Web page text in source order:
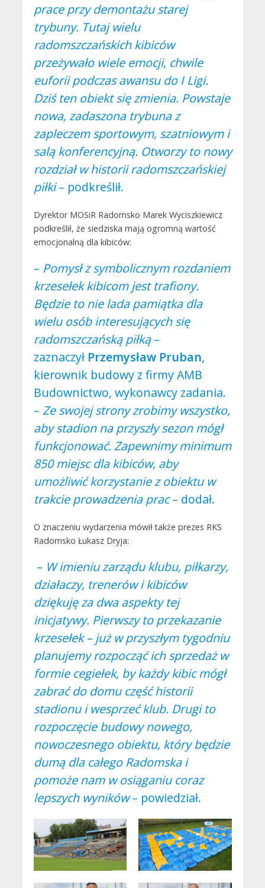
prace przy demontażu starej
trybuny. Tutaj wielu
radomszczańskich kibiców
przeżywało wiele emocji, chwile
euforii podczas awansu do I Ligi.
Dziś ten obiekt się zmienia. Powstaje
nowa, zadaszona trybuna z
zapleczem sportowym, szatniowym i
salą konferencyjną. Otworzy to nowy
rozdział w historii radomszczańskiej
piłki– podkreślił.
Dyrektor MOSiR Radomsko Marek Wyciszkiewicz
podkreślił, że siedziska mają ogromną wartość
emocjonalną dla kibiców:
– Pomysł z symbolicznym rozdaniem
krzesełek kibicom jest trafiony.
Będzie to nie lada pamiątka dla
wielu osób interesujących się
radomszczańską piłką–
zaznaczył Przemysław Pruban,
kierownik budowy z firmy AMB
Budownictwo, wykonawcy zadania.
– Ze swojej strony zrobimy wszystko,
aby stadion na przyszły sezon mógł
funkcjonować. Zapewnimy minimum
850 miejsc dla kibiców, aby
umożliwić korzystanie z obiektu w
trakcie prowadzenia prac– dodał.
O znaczeniu wydarzenia mówił także prezes RKS
Radomsko Łukasz Dryja:
– W imieniu zarządu klubu, piłkarzy,
działaczy, trenerów i kibiców
dziękuję za dwa aspekty tej
inicjatywy. Pierwszy to przekazanie
krzesełek – już w przyszłym tygodniu
planujemy rozpocząć ich sprzedaż w
formie cegiełek, by każdy kibic mógł
zabrać do domu część historii
stadionu i wesprzeć klub. Drugi to
rozpoczęcie budowy nowego,
nowoczesnego obiektu, który będzie
dumą dla całego Radomska i
pomoże nam w osiąganiu coraz
lepszych wyników– powiedział.